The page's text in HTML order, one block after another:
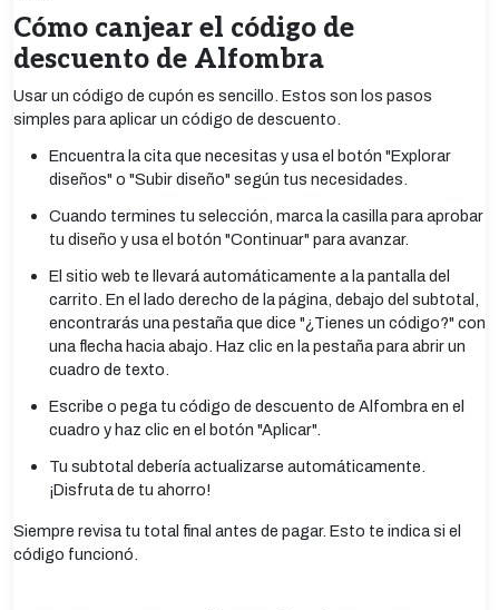
Cómo canjear el código de
descuento de Alfombra
Usar un código de cupón es sencillo. Estos son los pasos
simples para aplicar un código de descuento.
Encuentra la cita que necesitas y usa el botón "Explorar
diseños" o "Subir diseño" según tus necesidades.
Cuando termines tu selección, marca la casilla para aprobar
tu diseño y usa el botón "Continuar" para avanzar.
El sitio web te llevará automáticamente a la pantalla del
carrito. En el lado derecho de la página, debajo del subtotal,
encontrarás una pestaña que dice "¿Tienes un código?" con
una flecha hacia abajo. Haz clic en la pestaña para abrir un
cuadro de texto.
Escribe o pega tu código de descuento de Alfombra en el
cuadro y haz clic en el botón "Aplicar".
Tu subtotal debería actualizarse automáticamente.
¡Disfruta de tu ahorro!
Siempre revisa tu total final antes de pagar. Esto te indica si el
código funcionó.